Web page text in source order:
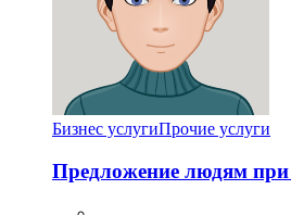
Бизнес услугиПрочие услуги
Предложение людям при